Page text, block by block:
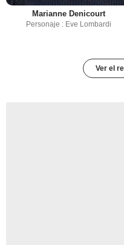
Marianne Denicourt
Personaje : Eve Lombardi
Ver el